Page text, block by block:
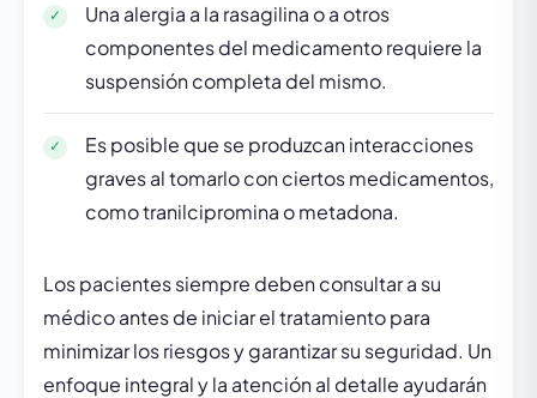
Una alergia a la rasagilina o a otros
componentes del medicamento requiere la
suspensión completa del mismo.
Es posible que se produzcan interacciones
graves al tomarlo con ciertos medicamentos,
como tranilcipromina o metadona.
Los pacientes siempre deben consultar a su
médico antes de iniciar el tratamiento para
minimizar los riesgos y garantizar su seguridad. Un
enfoque integral y la atención al detalle ayudarán